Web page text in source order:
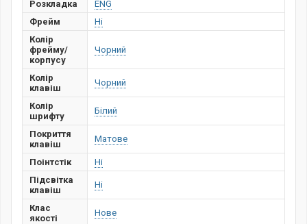
Розкладка
ENG
Фрейм
Ні
Колір
фрейму/
корпусу
Чорний
Колір
клавіш
Чорний
Колір
шрифту
Білий
Покриття
клавіш
Матове
Поінтстік
Ні
Підсвітка
клавіш
Ні
Клас
якості
Нове